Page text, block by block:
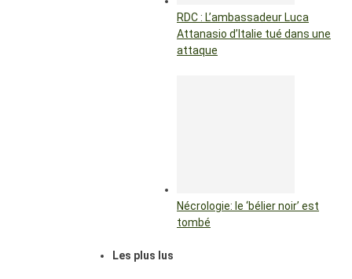
RDC : L’ambassadeur Luca
Attanasio d’Italie tué dans une
attaque
Nécrologie: le ‘bélier noir’ est
tombé
Les plus lus